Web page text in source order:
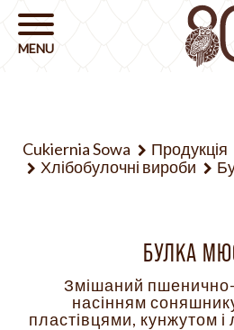
Cukiernia Sowa Продукція
Хлібобулочні вироби
БУЛКА
Змішаний пшенично-
насінням
пластівцями, кунжутом